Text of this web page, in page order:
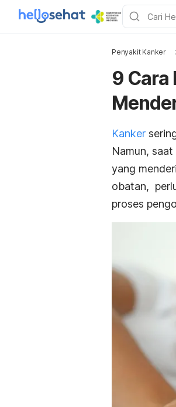
Penyakit Kanker
9 Cara
Kanker
Namun,
yang
obatan,
proses